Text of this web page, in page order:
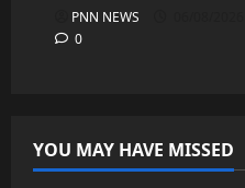
PNN NEWS
0
YOU MAY HAVE MISSED